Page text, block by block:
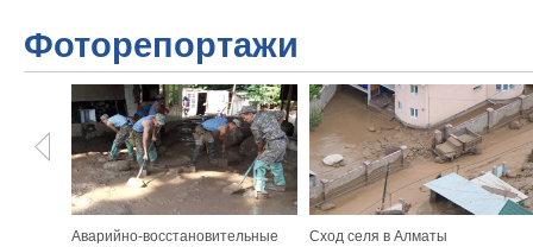
Фоторепортажи
Аварийно-восстановительные
Сход селя в Алматы